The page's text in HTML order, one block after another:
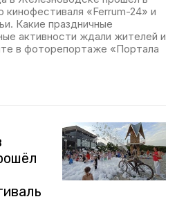
кинофестиваля «Ferrum-24» и
Какие праздничные
активности ждали жителей и
в фоторепортаже «Портала